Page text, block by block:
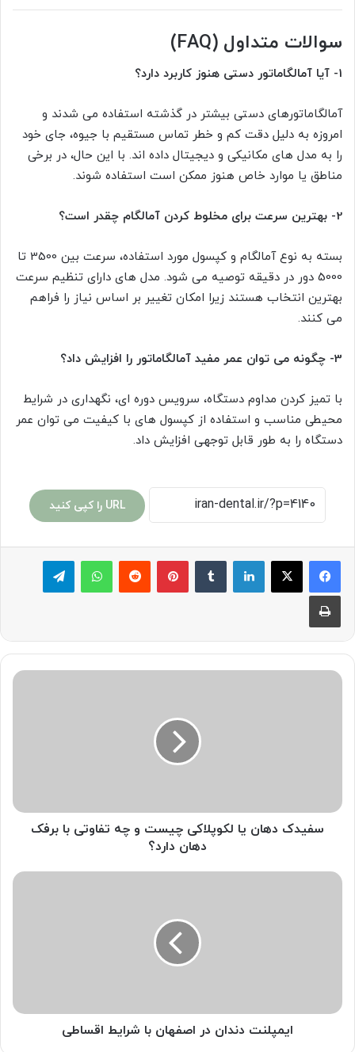
سوالات متداول (FAQ)
1- آیا آمالگاماتور دستی هنوز کاربرد دارد؟
آمالگاماتورهای دستی بیشتر در گذشته استفاده می شدند و
امروزه به دلیل دقت کم و خطر تماس مستقیم با جیوه، جای خود
را به مدل های مکانیکی و دیجیتال داده اند. با این حال، در برخی
مناطق یا موارد خاص هنوز ممکن است استفاده شوند.
2- بهترین سرعت برای مخلوط کردن آمالگام چقدر است؟
بسته به نوع آمالگام و کپسول مورد استفاده، سرعت بین 3500 تا
5000 دور در دقیقه توصیه می شود. مدل های دارای تنظیم سرعت
بهترین انتخاب هستند زیرا امکان تغییر بر اساس نیاز را فراهم
می کنند.
3- چگونه می توان عمر مفید آمالگاماتور را افزایش داد؟
با تمیز کردن مداوم دستگاه، سرویس دوره ای، نگهداری در شرایط
محیطی مناسب و استفاده از کپسول های با کیفیت می توان عمر
دستگاه را به طور قابل توجهی افزایش داد.
URL را کپی کنید
لینکدین ‫تامبلر پینترست‫رددیت واتس آپ تلگرام
چاپ
سفیدک
با
برفکسفیدک دهان یا لکوپلاکی چیست و چه تفاوتی با برفک
دهان دارد؟
ایمپلنت
ایمپلنت دندان در اصفهان با شرایط اقساطی